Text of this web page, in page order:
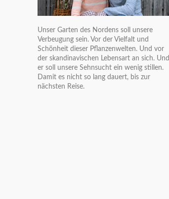
Unser Garten des Nordens soll unsere
Verbeugung sein. Vor der Vielfalt und
Schönheit dieser Pflanzenwelten. Und vor
der skandinavischen Lebensart an sich. Und
er soll unsere Sehnsucht ein wenig stillen.
Damit es nicht so lang dauert, bis zur
nächsten Reise.